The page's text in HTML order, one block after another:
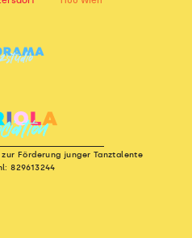
Förderung junger Tanztalente
829613244